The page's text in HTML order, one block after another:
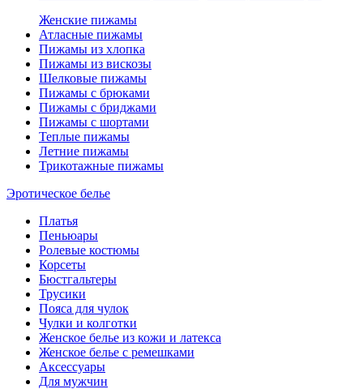
Женские пижамы
Атласные пижамы
Пижамы из хлопка
Пижамы из вискозы
Шелковые пижамы
Пижамы с брюками
Пижамы с бриджами
Пижамы с шортами
Теплые пижамы
Летние пижамы
Трикотажные пижамы
Эротическое белье
Платья
Пеньюары
Ролевые костюмы
Корсеты
Бюстгальтеры
Трусики
Пояса для чулок
Чулки и колготки
Женское белье из кожи и латекса
Женское белье с ремешками
Аксессуары
Для мужчин